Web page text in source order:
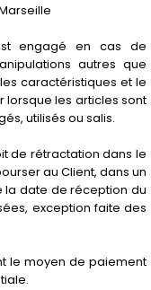
engagé en cas de
autres que
caractéristiques et le
lorsque les articles sont
utilisés ou salis.
de rétractation dans le
au Client, dans un
la date de réception du
exception faite des
le moyen de paiement